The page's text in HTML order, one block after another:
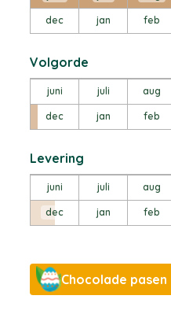
dec jan feb
Volgorde
juni juli aug
dec jan feb
Levering
juni juli aug
dec jan feb
Chocolade pasen